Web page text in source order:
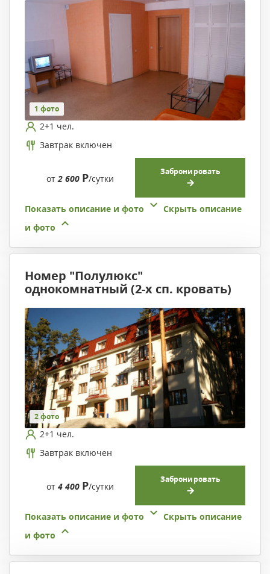
1 фото
2+1 чел.
Завтрак включен
от 2 600 Р/сутки
Забронировать
Показать описание и фото
Скрыть описание
и фото
Номер "Полулюкс"
однокомнатный (2-х сп. кровать)
2 фото
2+1 чел.
Завтрак включен
от 4 400 Р/сутки
Забронировать
Показать описание и фото
Скрыть описание
и фото